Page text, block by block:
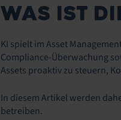
WAS IST
KI spielt im Asset
Compliance-Überwachung
Assets proaktiv zu steuern,
In diesem Artikel werden
betreiben.